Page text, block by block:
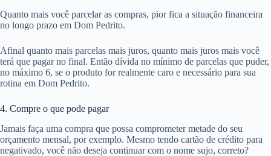
Quanto mais você parcelar as compras, pior fica a situação financeira
no longo prazo em Dom Pedrito.
Afinal quanto mais parcelas mais juros, quanto mais juros mais você
terá que pagar no final. Então dívida no mínimo de parcelas que puder,
no máximo 6, se o produto for realmente caro e necessário para sua
rotina em Dom Pedrito.
4. Compre o que pode pagar
Jamais faça uma compra que possa comprometer metade do seu
orçamento mensal, por exemplo. Mesmo tendo cartão de crédito para
negativado, você não deseja continuar com o nome sujo, correto?